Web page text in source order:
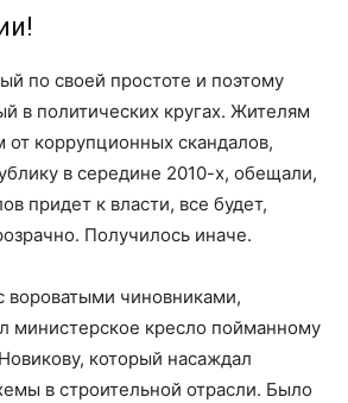
по своей простоте и поэтому
в политических кругах. Жителям
от коррупционных скандалов,
в середине 2010-х, обещали,
придет к власти, все будет,
Получилось иначе.
вороватыми чиновниками,
министерское кресло пойманному
который насаждал
в строительной отрасли. Было